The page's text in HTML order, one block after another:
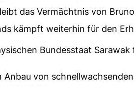
das Vermächtnis von
kämpft weiterhin für den
Bundesstaat
von